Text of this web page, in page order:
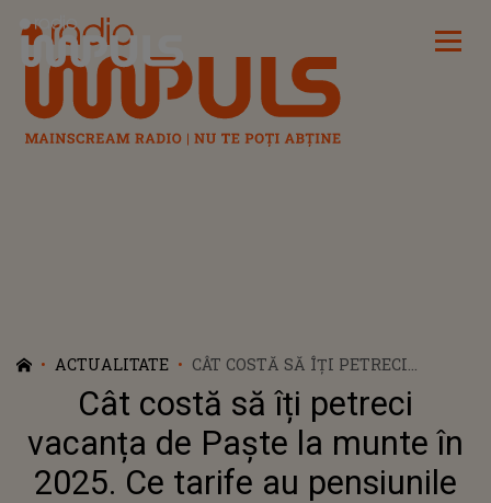
Radio Impuls
ACTUALITATE
CÂT COSTĂ SĂ ÎȚI PETRECI
VACANȚA DE PAȘTE LA MUNTE ÎN
2025. CE TARIFE AU PENSIUNILE
Cât costă să îți petreci
vacanța de Paște la munte în
2025. Ce tarife au pensiunile